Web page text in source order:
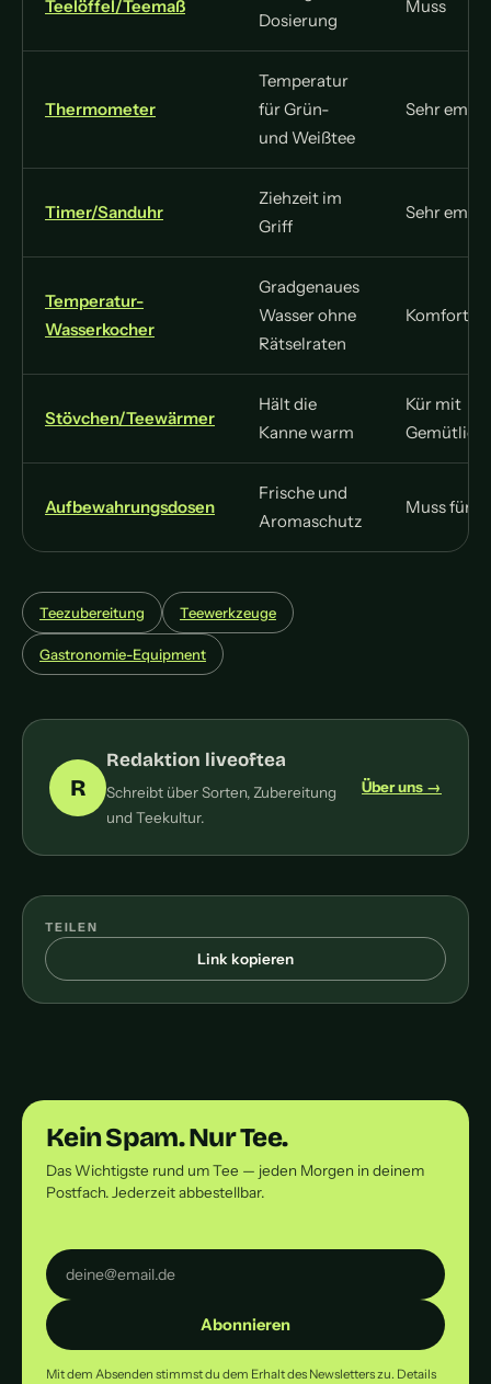
Teelöffel/Teemaß
Dosierung
Muss
Thermometer
Temperatur
für Grün-
und Weißtee
Sehr
Timer/Sanduhr
Ziehzeit im
Griff
Sehr
Temperatur-
Wasserkocher
Gradgenaues
Wasser ohne
Rätselraten
Komfort-
Stövchen/Teewärmer
Hält die
Kanne warm
Kür mit
Aufbewahrungsdosen
Frische und
Aromaschutz
Muss für
Teezubereitung Teewerkzeuge
Gastronomie-Equipment
R
Redaktion liveoftea
Schreibt über Sorten, Zubereitung
und Teekultur.
Über uns →
TEILEN
Link kopieren
Kein Spam. Nur Tee.
Das Wichtigste rund um Tee — jeden Morgen in deinem
Postfach. Jederzeit abbestellbar.
Abonnieren
Mit dem Absenden stimmst du dem Erhalt des Newsletters zu. Details